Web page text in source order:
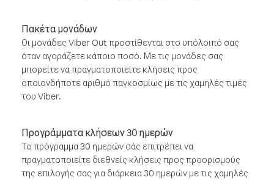
Πακέτα μονάδων
Οι μονάδες Viber Out προστίθενται στο υπόλοιπό σας
όταν αγοράζετε κάποιο ποσό. Με τις μονάδες σας
μπορείτε να πραγματοποιείτε κλήσεις προς
οποιονδήποτε αριθμό παγκοσμίως με τις χαμηλές τιμές
του Viber.
Προγράμματα κλήσεων 30 ημερών
Το πρόγραμμα 30 ημερών σάς επιτρέπει να
πραγματοποιείτε διεθνείς κλήσεις προς προορισμούς
της επιλογής σας για διάρκεια 30 ημερών με τις χαμηλές